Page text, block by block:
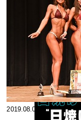
2019.08.07